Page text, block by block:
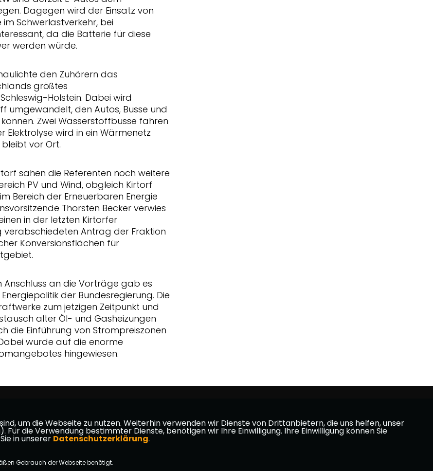
Dagegen wird der Einsatz von
Schwerlastverkehr, bei
da die Batterie für diese
werden würde.
den Zuhörern das
größtes
Holstein. Dabei wird
umgewandelt, den Autos, Busse und
Zwei Wasserstoffbusse fahren
Elektrolyse wird in ein Wärmenetz
vor Ort.
sahen die Referenten noch weitere
PV und Wind, obgleich Kirtorf
Bereich der Erneuerbaren Energie
Thorsten Becker verwies
in der letzten Kirtorfer
Antrag der Fraktion
Konversionsflächen für
Anschluss an die Vorträge gab es
der Bundesregierung. Die
zum jetzigen Zeitpunkt und
alter Öl- und Gasheizungen
die Einführung von Strompreiszonen
wurde auf die enorme
hingewiesen.
um die Webseite zu nutzen. Weiterhin verwenden wir Dienste von Drittanbietern, die uns helfen, unser
die Verwendung bestimmter Dienste, benötigen wir Ihre Einwilligung. Ihre Einwilligung können Sie
in unserer Datenschutzerklärung.
Gebrauch der Webseite benötigt.